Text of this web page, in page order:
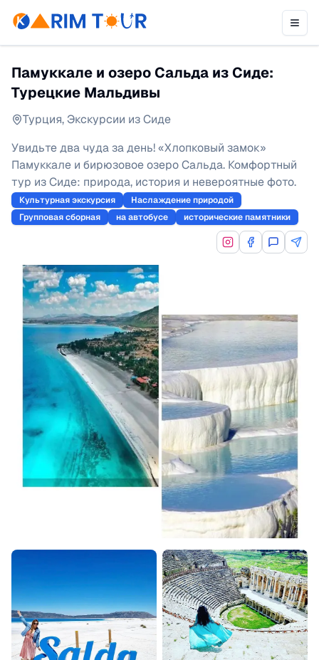
Памуккале и озеро Сальда из Сиде:
Турецкие Мальдивы
Турция,Экскурсии из Сиде
Увидьте два чуда за день! «Хлопковый замок»
Памуккале и бирюзовое озеро Сальда. Комфортный
тур из Сиде: природа, история и невероятные фото.
Культурная экскурсия
Наслаждение природой
Групповая сборная
на автобусе исторические памятники